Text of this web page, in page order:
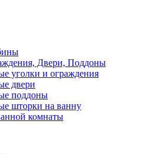
Двери, Поддоны
уголки и ограждения
двери
поддоны
шторки на ванну
комнаты